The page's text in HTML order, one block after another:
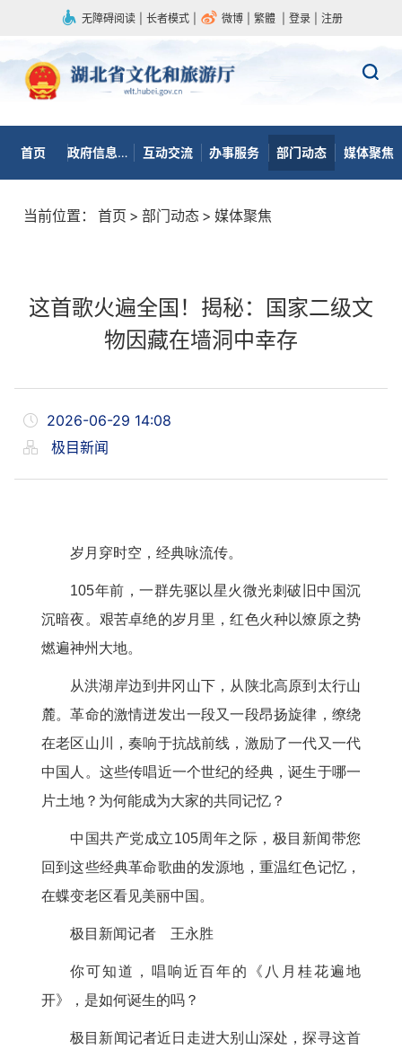
无障碍阅读 长者模式 微博 繁體 登录 注册
首页 政府信息公开 互动交流 办事服务 部门动态 媒体聚焦
当前位置： 首页 > 部门动态 > 媒体聚焦
这首歌火遍全国！揭秘：国家二级文
物因藏在墙洞中幸存
2026-06-29 14:08
极目新闻
岁月穿时空，经典咏流传。
105年前，一群先驱以星火微光刺破旧中国沉
沉暗夜。艰苦卓绝的岁月里，红色火种以燎原之势
燃遍神州大地。
从洪湖岸边到井冈山下，从陕北高原到太行山
麓。革命的激情迸发出一段又一段昂扬旋律，缭绕
在老区山川，奏响于抗战前线，激励了一代又一代
中国人。这些传唱近一个世纪的经典，诞生于哪一
片土地？为何能成为大家的共同记忆？
中国共产党成立105周年之际，极目新闻带您
回到这些经典革命歌曲的发源地，重温红色记忆，
在蝶变老区看见美丽中国。
极目新闻记者 王永胜
你可知道，唱响近百年的《八月桂花遍地
开》，是如何诞生的吗？
极目新闻记者近日走进大别山深处，探寻这首